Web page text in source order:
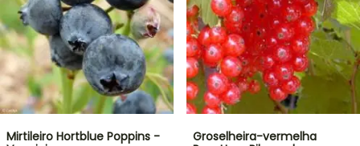
Mirtileiro Hortblue Poppins -
Groselheira-vermelha